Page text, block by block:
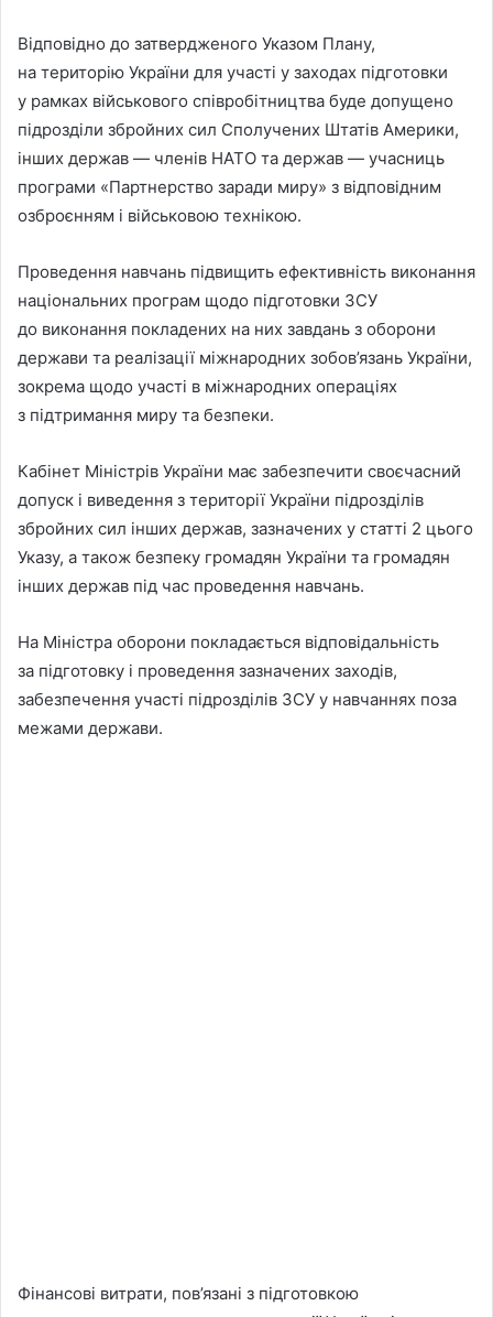
Відповідно до затвердженого Указом Плану,
на територію України для участі у заходах підготовки
у рамках військового співробітництва буде допущено
підрозділи збройних сил Сполучених Штатів Америки,
інших держав — членів НАТО та держав — учасниць
програми «Партнерство заради миру» з відповідним
озброєнням і військовою технікою.
Проведення навчань підвищить ефективність виконання
національних програм щодо підготовки ЗСУ
до виконання покладених на них завдань з оборони
держави та реалізації міжнародних зобов’язань України,
зокрема щодо участі в міжнародних операціях
з підтримання миру та безпеки.
Кабінет Міністрів України має забезпечити своєчасний
допуск і виведення з території України підрозділів
збройних сил інших держав, зазначених у статті 2 цього
Указу, а також безпеку громадян України та громадян
інших держав під час проведення навчань.
На Міністра оборони покладається відповідальність
за підготовку і проведення зазначених заходів,
забезпечення участі підрозділів ЗСУ у навчаннях поза
межами держави.
Фінансові витрати, пов’язані з підготовкою